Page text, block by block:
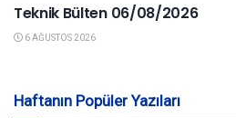
Teknik Bülten 06/08/2026
6 AĞUSTOS 2026
Haftanın Popüler Yazıları